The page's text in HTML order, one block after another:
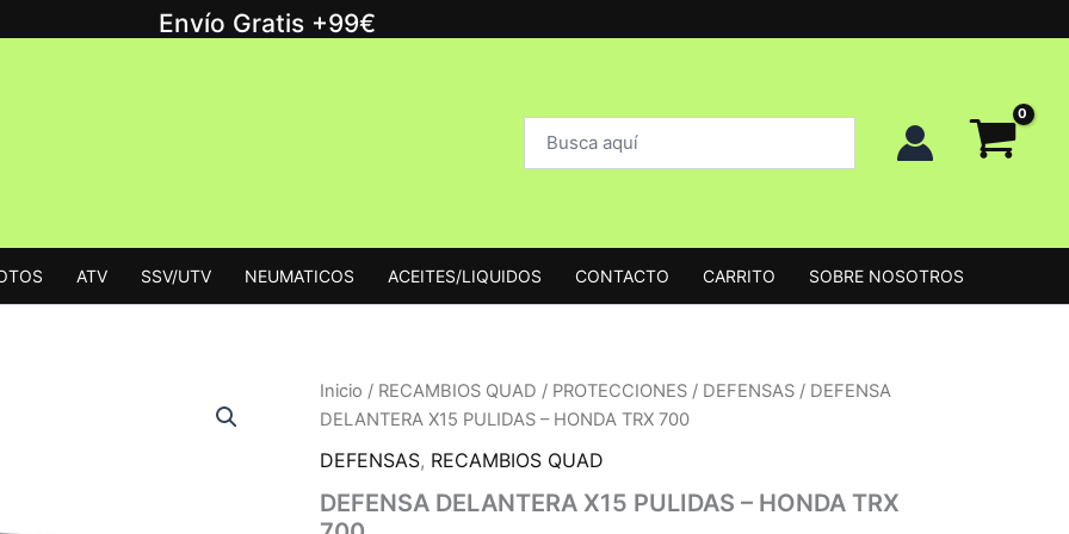
Envío Gratis +99€
Buscar
productos
ATV SSV/UTV NEUMATICOS ACEITES/LIQUIDOS CONTACTO CARRITO SOBRE NOSOTROS
Inicio / RECAMBIOS QUAD / PROTECCIONES / DEFENSAS / DEFENSA
DELANTERA X15 PULIDAS – HONDA TRX 700
DEFENSAS, RECAMBIOS QUAD
DEFENSA DELANTERA X15 PULIDAS – HONDA TRX